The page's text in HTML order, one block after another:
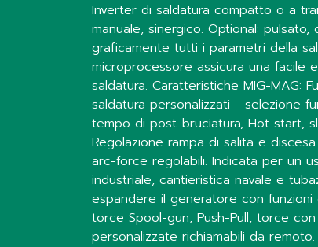
Inverter di saldatura compatto o a
manuale, sinergico. Optional:
graficamente tutti i parametri della
microprocessore assicura una facile
saldatura. Caratteristiche MIG-MAG:
saldatura personalizzati - selezione
tempo di post-bruciatura, Hot start,
Regolazione rampa di salita e
arc-force regolabili. Indicata per un
industriale, cantieristica navale e
espandere il generatore con
torce Spool-gun, Push-Pull, torce
personalizzate richiamabili da